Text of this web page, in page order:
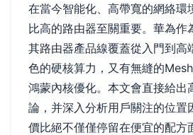
在當今智能化、高帶寬的網絡環
比高的路由器至關重要。華為作
其路由器產品線覆蓋從入門到高
色的硬核算力，又有無縫的
鴻蒙內核優化。本文會直接給出
論，并深入分析用戶關注的位置
價比絕不僅僅停留在便宜的配方